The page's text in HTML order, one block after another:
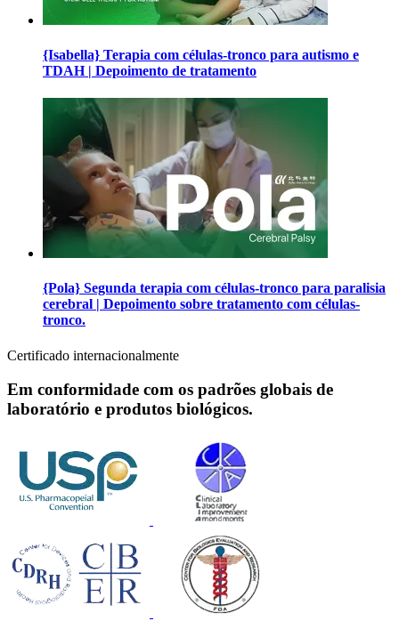
{Isabella} Terapia com células-tronco para autismo e
TDAH | Depoimento de tratamento
{Pola} Segunda terapia com células-tronco para paralisia
cerebral | Depoimento sobre tratamento com células-
tronco.
Certificado internacionalmente
Em conformidade com os padrões globais de
laboratório e produtos biológicos.